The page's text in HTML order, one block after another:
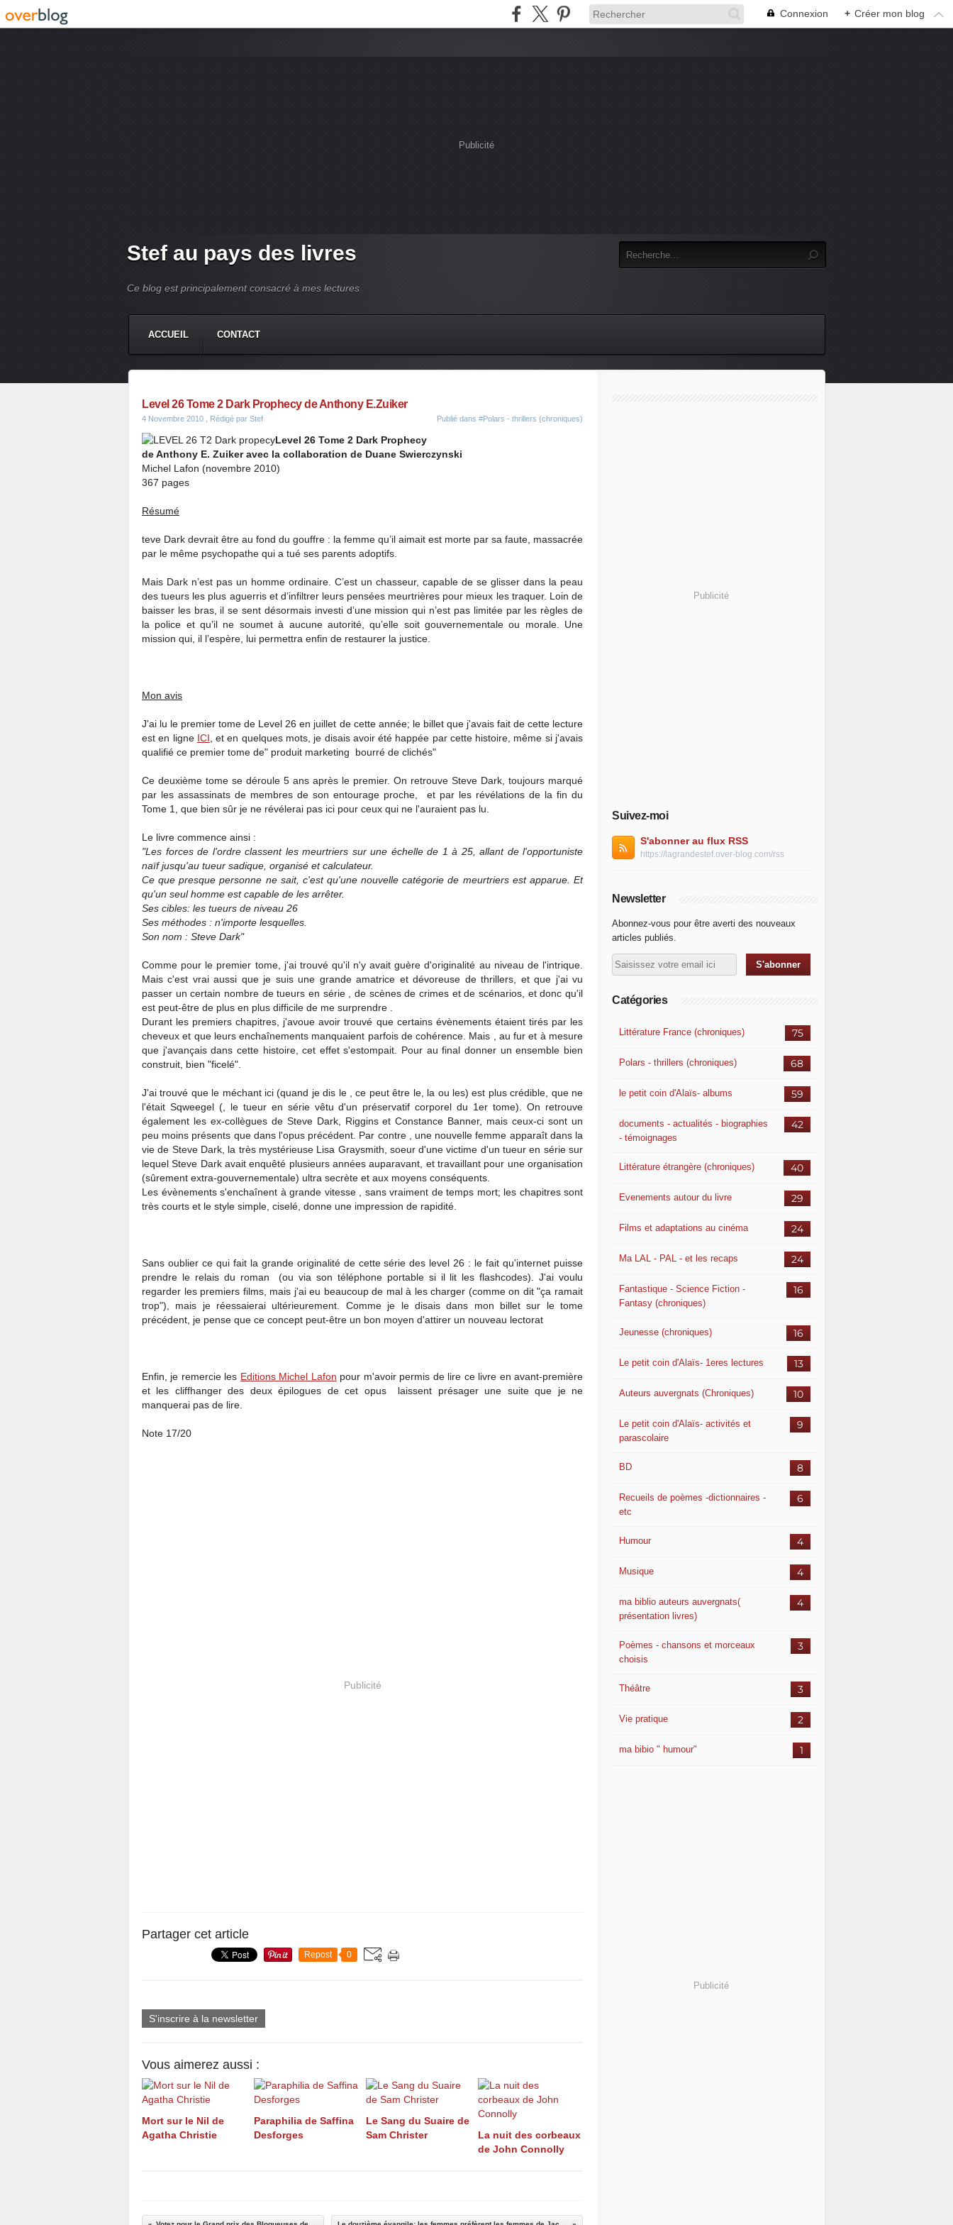
Connexion + Créer mon blog
Publicité
Stef au pays des livres
Ce blog est principalement consacré à mes lectures
ACCUEIL CONTACT
Level 26 Tome 2 Dark Prophecy de Anthony E.Zuiker
4 Novembre 2010 , Rédigé par Stef Publié dans #Polars - thrillers (chroniques)
Level 26 Tome 2 Dark Prophecy
de Anthony E. Zuiker avec la collaboration de Duane Swierczynski
Michel Lafon (novembre 2010)
367 pages
Résumé
teve Dark devrait être au fond du gouffre : la femme qu’il aimait est morte par sa faute, massacrée
par le même psychopathe qui a tué ses parents adoptifs.
Mais Dark n’est pas un homme ordinaire. C’est un chasseur, capable de se glisser dans la peau
des tueurs les plus aguerris et d’infiltrer leurs pensées meurtrières pour mieux les traquer. Loin de
baisser les bras, il se sent désormais investi d’une mission qui n’est pas limitée par les règles de
la police et qu’il ne soumet à aucune autorité, qu’elle soit gouvernementale ou morale. Une
mission qui, il l’espère, lui permettra enfin de restaurer la justice.
Mon avis
J'ai lu le premier tome de Level 26 en juillet de cette année; le billet que j'avais fait de cette lecture
est en ligne ICI , et en quelques mots, je disais avoir été happée par cette histoire, même si j'avais
qualifié ce premier tome de" produit marketing bourré de clichés"
Ce deuxième tome se déroule 5 ans après le premier. On retrouve Steve Dark, toujours marqué
par les assassinats de membres de son entourage proche, et par les révélations de la fin du
Tome 1, que bien sûr je ne révélerai pas ici pour ceux qui ne l'auraient pas lu.
Le livre commence ainsi :
"Les forces de l'ordre classent les meurtriers sur une échelle de 1 à 25, allant de l'opportuniste
naïf jusqu'au tueur sadique, organisé et calculateur.
Ce que presque personne ne sait, c'est qu'une nouvelle catégorie de meurtriers est apparue. Et
qu'un seul homme est capable de les arrêter.
Ses cibles: les tueurs de niveau 26
Ses méthodes : n'importe lesquelles.
Son nom : Steve Dark"
Comme pour le premier tome, j'ai trouvé qu'il n'y avait guère d'originalité au niveau de l'intrique.
Mais c'est vrai aussi que je suis une grande amatrice et dévoreuse de thrillers, et que j'ai vu
passer un certain nombre de tueurs en série , de scènes de crimes et de scénarios, et donc qu'il
est peut-être de plus en plus difficile de me surprendre .
Durant les premiers chapitres, j'avoue avoir trouvé que certains évènements étaient tirés par les
cheveux et que leurs enchaînements manquaient parfois de cohérence. Mais , au fur et à mesure
que j'avançais dans cette histoire, cet effet s'estompait. Pour au final donner un ensemble bien
construit, bien "ficelé".
J'ai trouvé que le méchant ici (quand je dis le , ce peut être le, la ou les) est plus crédible, que ne
l'était Sqweegel (, le tueur en série vêtu d'un préservatif corporel du 1er tome). On retrouve
également les ex-collègues de Steve Dark, Riggins et Constance Banner, mais ceux-ci sont un
peu moins présents que dans l'opus précédent. Par contre , une nouvelle femme apparaît dans la
vie de Steve Dark, la très mystérieuse Lisa Graysmith, soeur d'une victime d'un tueur en série sur
lequel Steve Dark avait enquêté plusieurs années auparavant, et travaillant pour une organisation
(sûrement extra-gouvernementale) ultra secrète et aux moyens conséquents.
Les évènements s'enchaînent à grande vitesse , sans vraiment de temps mort; les chapitres sont
très courts et le style simple, ciselé, donne une impression de rapidité.
Sans oublier ce qui fait la grande originalité de cette série des level 26 : le fait qu'internet puisse
prendre le relais du roman (ou via son téléphone portable si il lit les flashcodes). J'ai voulu
regarder les premiers films, mais j'ai eu beaucoup de mal à les charger (comme on dit "ça ramait
trop"), mais je réessaierai ultérieurement. Comme je le disais dans mon billet sur le tome
précédent, je pense que ce concept peut-être un bon moyen d'attirer un nouveau lectorat
Enfin, je remercie les Editions Michel Lafon pour m'avoir permis de lire ce livre en avant-première
et les cliffhanger des deux épilogues de cet opus laissent présager une suite que je ne
manquerai pas de lire.
Note 17/20
Publicité
Partager cet article
Repost 0
S'inscrire à la newsletter
Vous aimerez aussi :
Mort sur le Nil de
Agatha Christie
Paraphilia de Saffina
Desforges
Le Sang du Suaire de
Sam Christer
La nuit des corbeaux
de John Connolly
Publicité
Suivez-moi
S'abonner au flux RSS
https://lagrandestef.over-blog.com/rss
Newsletter
Abonnez-vous pour être averti des nouveaux
articles publiés.
Catégories
75
Littérature France (chroniques)
68
Polars - thrillers (chroniques)
59
le petit coin d'Alaïs- albums
42
documents - actualités - biographies
- témoignages
40
Littérature étrangère (chroniques)
29
Evenements autour du livre
24
Films et adaptations au cinéma
24
Ma LAL - PAL - et les recaps
16
Fantastique - Science Fiction -
Fantasy (chroniques)
16
Jeunesse (chroniques)
13
Le petit coin d'Alaïs- 1eres lectures
10
Auteurs auvergnats (Chroniques)
9
Le petit coin d'Alaïs- activités et
parascolaire
8
BD
6
Recueils de poèmes -dictionnaires -
etc
4
Humour
4
Musique
4
ma biblio auteurs auvergnats(
présentation livres)
3
Poèmes - chansons et morceaux
choisis
3
Théâtre
2
Vie pratique
1
ma bibio " humour"
Publicité